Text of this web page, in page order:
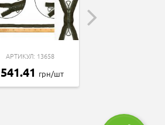
АРТИКУЛ: 13658
541.41 грн/шт